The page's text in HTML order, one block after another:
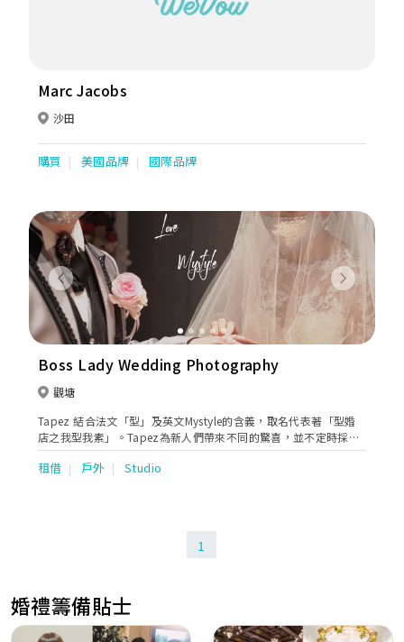
Marc Jacobs
沙田
購買 美國品牌 國際品牌
Previous Next
Boss Lady Wedding Photography
觀塘
Tapez 結合法文「型」及英文Mystyle的含義，取名代表著「型婚
店之我型我素」。Tapez為新人們帶來不同的驚喜，並不定時採購
/ 搜尋不同的款式，包括更型、更潮、更典雅、更華麗的婚紗、晚
裝、男禮服，令一眾準新人不論是外影或在最特別的大日子中，都
租借 戶外 Studio
1
婚禮籌備貼士